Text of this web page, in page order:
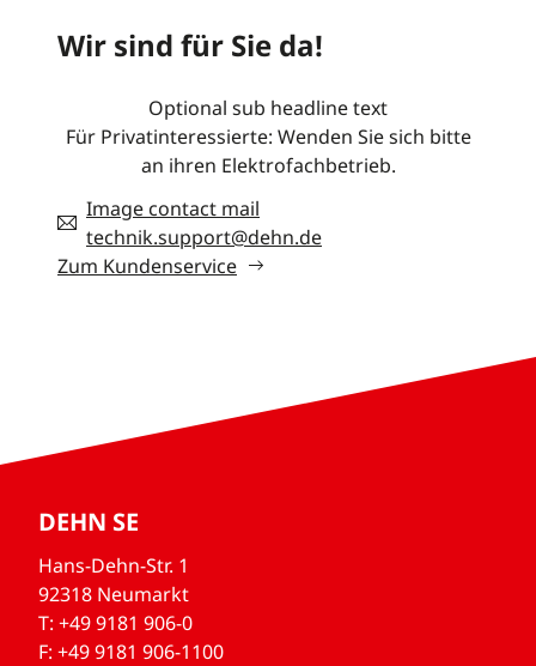
Wir sind für Sie da!
Optional sub headline text
Für Privatinteressierte: Wenden Sie sich bitte
an ihren Elektrofachbetrieb.
Image contact mail
technik.support@dehn.de
Zum Kundenservice
DEHN SE
Hans-Dehn-Str. 1
92318 Neumarkt
T: +49 9181 906-0
F: +49 9181 906-1100